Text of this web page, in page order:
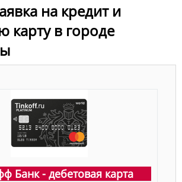
на кредит и
карту в городе
Банк - дебетовая карта